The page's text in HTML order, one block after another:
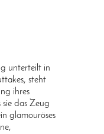
unterteilt in
steht
ihres
sie das Zeug
glamouröses